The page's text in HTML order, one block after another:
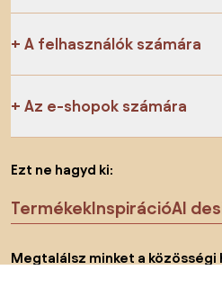
A felhasználók számára
Az e-shopok számára
Ezt ne hagyd ki:
TermékekInspirációAI
Megtalálsz minket a közösségi